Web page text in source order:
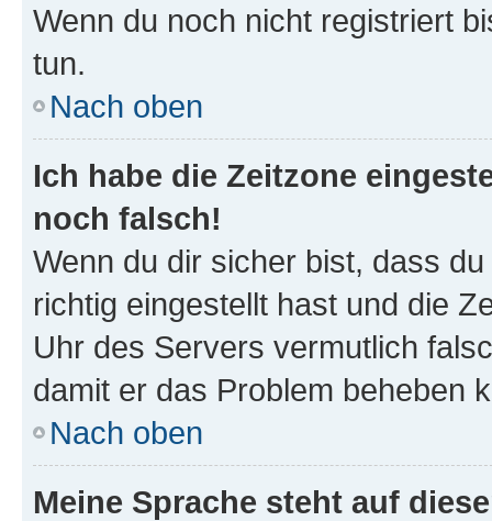
Wenn du noch nicht registriert
tun.
Nach oben
Ich habe die Zeitzone
noch falsch!
Wenn du dir sicher bist, dass
richtig eingestellt hast und die
Uhr des Servers vermutlich
damit er das Problem beheben
Nach oben
Meine Sprache steht auf